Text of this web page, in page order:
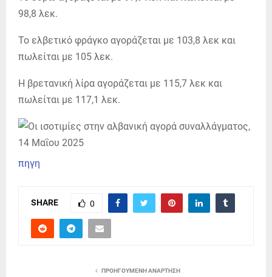
98,8 λεκ.
Το ελβετικό φράγκο αγοράζεται με 103,8 λεκ και
πωλείται με 105 λεκ.
Η βρετανική λίρα αγοράζεται με 115,7 λεκ και
πωλείται με 117,1 λεκ.
πηγη
SHARE 0
ΠΡΟΗΓΟΎΜΕΝΗ ΑΝΆΡΤΗΣΗ